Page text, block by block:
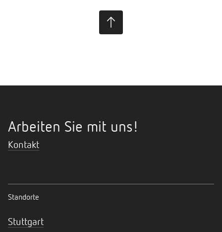
Arbeiten Sie mit uns!
Kontakt
Standorte
Stuttgart